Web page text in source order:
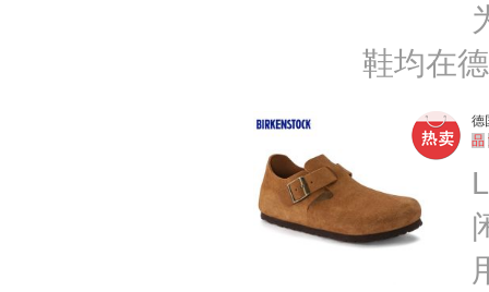
鞋均在
德
品